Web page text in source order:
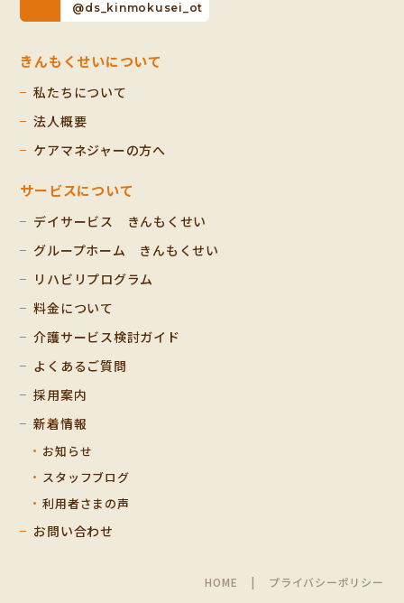
@ds_kinmokusei_ot
きんもくせいについて
私たちについて
法人概要
ケアマネジャーの方へ
サービスについて
デイサービス きんもくせい
グループホーム きんもくせい
リハビリプログラム
料金について
介護サービス検討ガイド
よくあるご質問
採用案内
新着情報
お知らせ
スタッフブログ
利用者さまの声
お問い合わせ
HOME プライバシーポリシー